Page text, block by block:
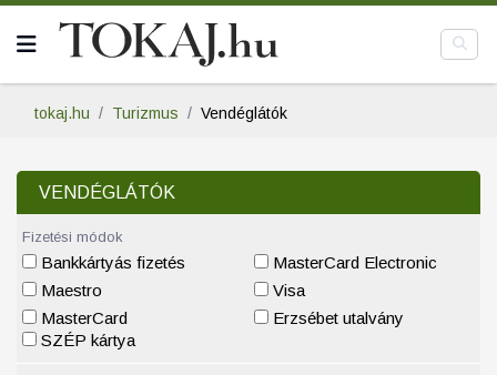
tokaj.hu Turizmus Vendéglátók
VENDÉGLÁTÓK
Fizetési módok
Bankkártyás fizetés
Maestro
MasterCard
MasterCard Electronic
Visa
Erzsébet utalvány
SZÉP kártya